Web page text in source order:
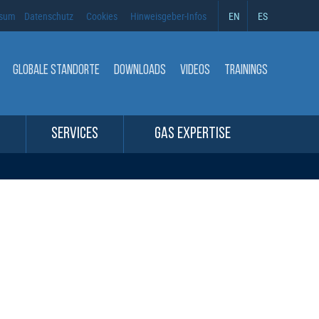
Datenschutz Cookies Hinweisgeber-Infos EN ES
GLOBALE STANDORTE DOWNLOADS VIDEOS TRAININGS
SERVICES GAS EXPERTISE